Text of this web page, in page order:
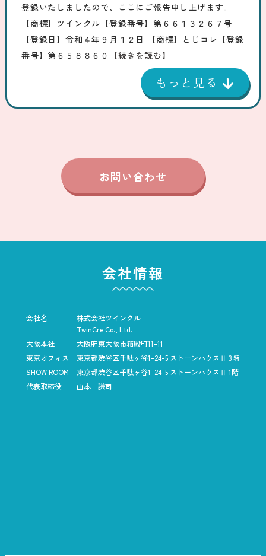
登録いたしましたので、ここにご報告申し上げます。
【商標】ツインクル【登録番号】第６６１３２６７号
【登録日】令和４年９月１２日 【商標】とじコレ【登録
番号】第６５８８６０
【続きを読む】
お問い合わせ
会社情報
会社名
株式会社ツインクル
TwinCre Co., Ltd.
大阪本社
大阪府東大阪市箱殿町11-11
東京オフィス
東京都渋谷区千駄ヶ谷1-24-5 ストーンハウスⅡ 3階
SHOW ROOM
東京都渋谷区千駄ヶ谷1-24-5 ストーンハウスⅡ 1階
代表取締役
山本 謙司